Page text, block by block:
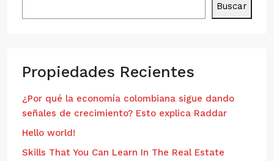
Buscar
Propiedades Recientes
¿Por qué la economía colombiana sigue dando
señales de crecimiento? Esto explica Raddar
Hello world!
Skills That You Can Learn In The Real Estate